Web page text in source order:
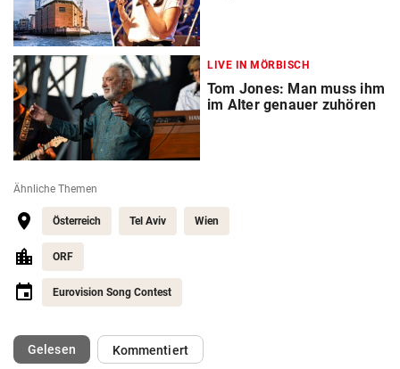
LIVE IN MÖRBISCH
Tom Jones: Man muss ihm
im Alter genauer zuhören
Ähnliche Themen
Österreich Tel Aviv Wien
ORF
Eurovision Song Contest
Gelesen(ausgewählt)Kommentiert